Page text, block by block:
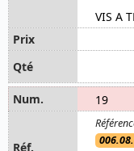
VIS A
19